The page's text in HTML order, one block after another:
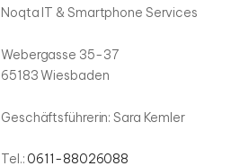
Noqta IT & Smartphone Services
Webergasse 35-37
65183 Wiesbaden
Geschäftsführerin: Sara Kemler
Tel.: 0611-88026088